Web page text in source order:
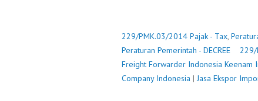
229/PMK.03/2014 Pajak - Tax,
Peraturan Pemerintah - DECREE
229/
Freight Forwarder Indonesia Keenam
Company Indonesia |Jasa Ekspor